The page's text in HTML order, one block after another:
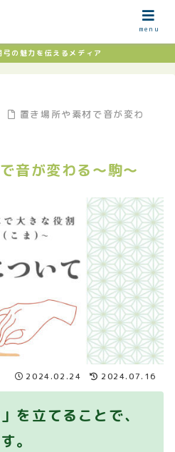
の魅力を伝えるメディア
置き場所や素材で音が変わ
音が変わる〜駒〜
2024.02.24 2024.07.16
を立てることで、
。
menu